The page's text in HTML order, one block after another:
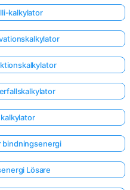
kalkylator
bindningsenergi
Lösare